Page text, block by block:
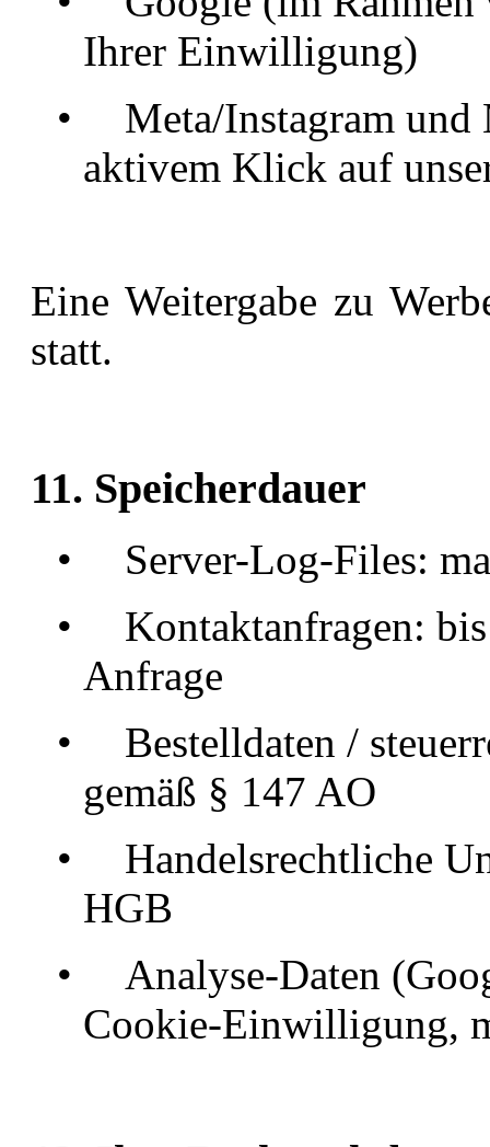
Ihrer Einwilligung)
•
Meta/Instagram und
aktivem Klick auf
Eine Weitergabe zu
statt.
11. Speicherdauer
•
Server-Log-Files:
•
Kontaktanfragen:
Anfrage
•
Bestelldaten /
gemäß § 147 AO
•
Handelsrechtliche
HGB
•
Analyse-Daten
Cookie-Einwilligung,